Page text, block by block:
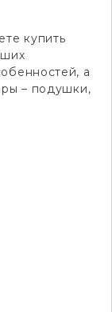
купить
а
– подушки,